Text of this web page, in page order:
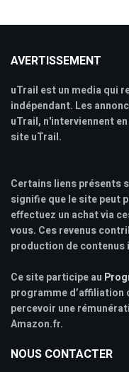
AVERTISSEMENT
uTrail est un media qui
indépendant. Les
uTrail, n'interviennent
site uTrail.
Certains liens présents
signifie que le site peut
effectuez un achat via
vous. Ces revenus
production de contenus
Ce site participe au
programme d’affiliation
percevoir une
Amazon.fr.
NOUS CONTACTER